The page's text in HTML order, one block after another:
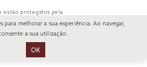
estão protegidos pela
4.0 International.
para melhorar a sua experiência. Ao navegar,
a sua utilização.
OK